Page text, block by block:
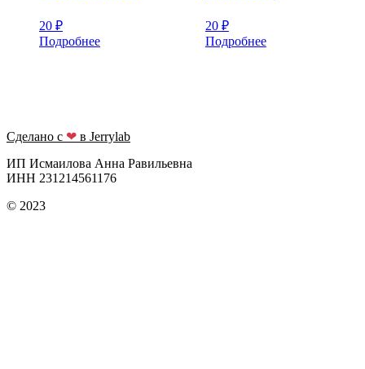
20 ₽
Подробнее
20 ₽
Подробнее
Сделано с ❤ в Jerrylab
ИП Исмаилова Анна Равильевна
ИНН 231214561176
© 2023